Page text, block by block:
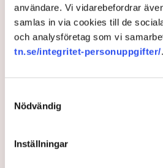
användare. Vi vidarebefordrar
samlas in via cookies till de
och analysföretag som vi
tn.se/integritet-personuppgifter/
Nödvändig
Inställningar
Maja Lundbäck är
har två tidigare omgångar hos
bagaget. Därutöver har hon varit
Strålsäkerhetsmyndigheten,
samarbetsorganisationen för
Närmast kommer hon från klimat-
energiminister Ebba Busch